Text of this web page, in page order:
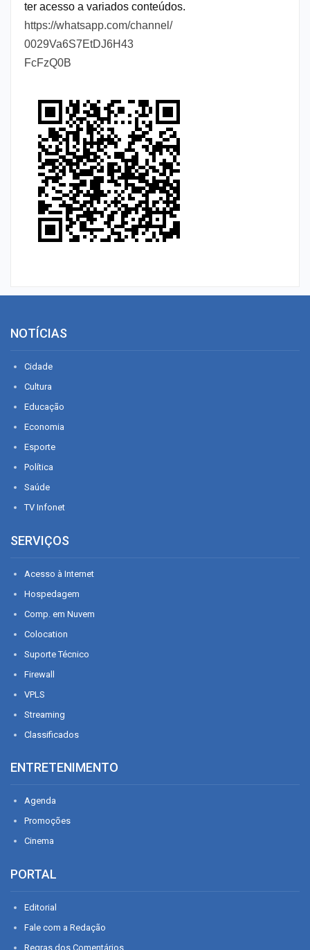
ter acesso a variados conteúdos.
https://whatsapp.com/channel/
0029Va6S7EtDJ6H43
FcFzQ0B
NOTÍCIAS
Cidade
Cultura
Educação
Economia
Esporte
Política
Saúde
TV Infonet
SERVIÇOS
Acesso à Internet
Hospedagem
Comp. em Nuvem
Colocation
Suporte Técnico
Firewall
VPLS
Streaming
Classificados
ENTRETENIMENTO
Agenda
Promoções
Cinema
PORTAL
Editorial
Fale com a Redação
Regras dos Comentários